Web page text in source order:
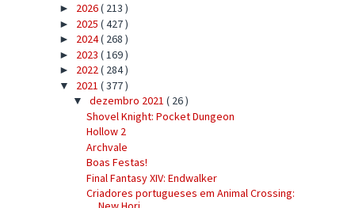
► 2026( 213 )
► 2025 ( 427 )
► 2024( 268 )
► 2023 ( 169 )
► 2022( 284 )
▼ 2021 ( 377 )
▼ dezembro 2021 ( 26 )
Shovel Knight: Pocket Dungeon
Hollow 2
Archvale
Boas Festas!
Final Fantasy XIV: Endwalker
Criadores portugueses em Animal Crossing: